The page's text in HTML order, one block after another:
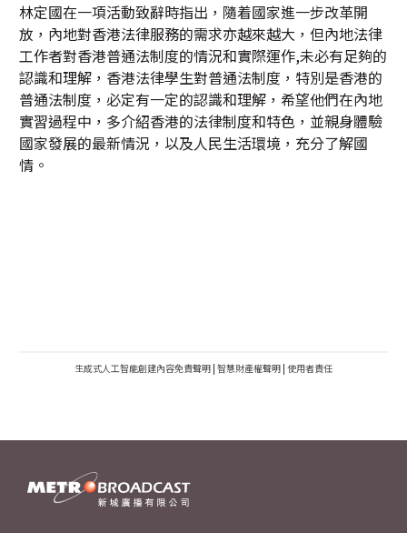
林定國在一項活動致辭時指出，隨着國家進一步改革開
放，內地對香港法律服務的需求亦越來越大，但內地法律
工作者對香港普通法制度的情況和實際運作,未必有足夠的
認識和理解，香港法律學生對普通法制度，特別是香港的
普通法制度，必定有一定的認識和理解，希望他們在內地
實習過程中，多介紹香港的法律制度和特色，並親身體驗
國家發展的最新情況，以及人民生活環境，充分了解國
情。
生成式人工智能創建內容免責聲明 | 智慧財產權聲明 | 使用者責任